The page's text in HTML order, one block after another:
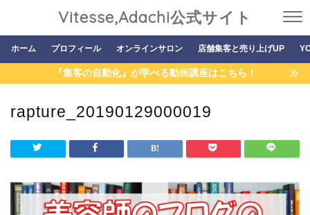
Vitesse,Adachi公式サイト
ホーム プロフィール オンラインサロン 店舗集客と売り上げUP
『集客の自動化』が学べる動画講座はこちら！
rapture_20190129000019